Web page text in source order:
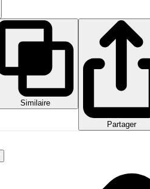
Similaire
Partager